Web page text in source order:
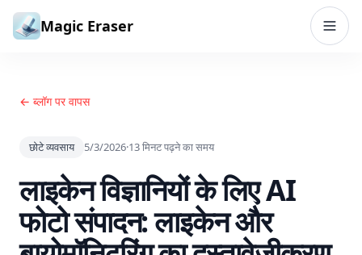
सामग्री पर जाएं
Magic Eraser
← ब्लॉग पर वापस
छोटे व्यवसाय 5/3/2026·13मिनट पढ़ने का समय
लाइकेन विज्ञानियों के लिए AI
फोटो संपादन: लाइकेन और